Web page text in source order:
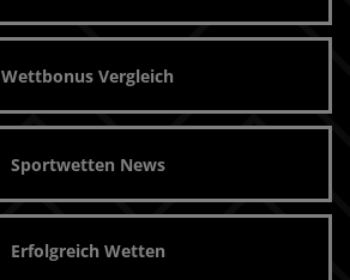
Wettbonus Vergleich
Sportwetten News
Erfolgreich Wetten